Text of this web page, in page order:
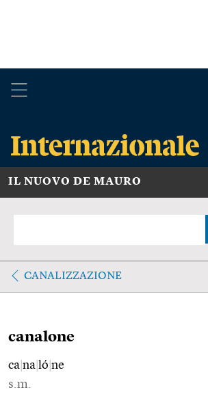
IL NUOVO DE MAURO
CANALIZZAZIONE
canalone
ca na ló ne
s.m.